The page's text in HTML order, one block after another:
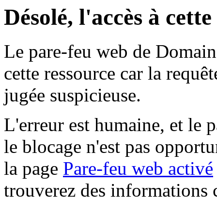
Désolé, l'accès à
Le pare-feu web de
cette ressource car la
jugée suspicieuse.
L'erreur est humaine, et le
le blocage n'est pas
la page Pare-feu web activé
trouverez des informations